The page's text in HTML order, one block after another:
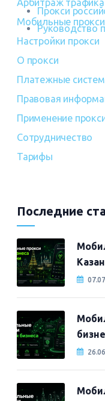
Прокси
Руководство
Мобильные прокси
Настройки прокси
О прокси
Платежные
Правовая
Применение
Сотрудничество
Тарифы
Последние